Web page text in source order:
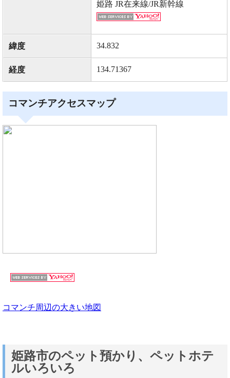
姫路 JR在来線/JR新幹線
緯度 34.832
経度 134.71367
コマンチアクセスマップ
コマンチ周辺の大きい地図
姫路市のペット預かり、ペットホテ
ルいろいろ